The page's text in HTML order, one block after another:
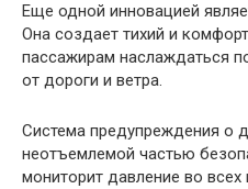
Еще одной инновацией
Она создает тихий и
пассажирам наслаждаться
от дороги и ветра.
Система предупреждения о
неотъемлемой частью
мониторит давление во